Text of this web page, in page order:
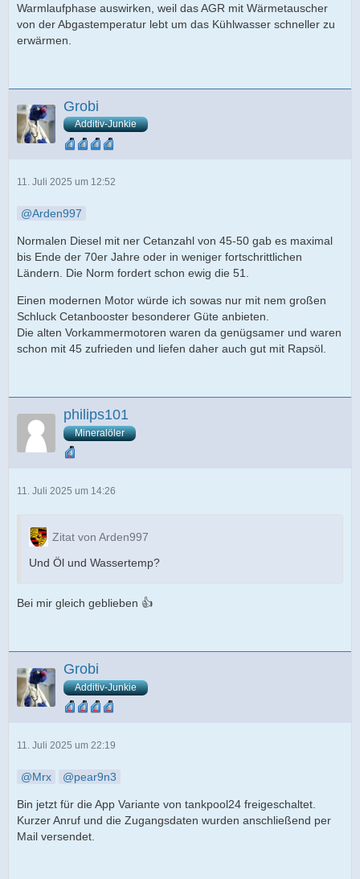
Warmlaufphase auswirken, weil das AGR mit Wärmetauscher
von der Abgastemperatur lebt um das Kühlwasser schneller zu
erwärmen.
Grobi
Additiv-Junkie
11. Juli 2025 um 12:52
Arden997
Normalen Diesel mit ner Cetanzahl von 45-50 gab es maximal
bis Ende der 70er Jahre oder in weniger fortschrittlichen
Ländern. Die Norm fordert schon ewig die 51.
Einen modernen Motor würde ich sowas nur mit nem großen
Schluck Cetanbooster besonderer Güte anbieten.
Die alten Vorkammermotoren waren da genügsamer und waren
schon mit 45 zufrieden und liefen daher auch gut mit Rapsöl.
philips101
Mineralöler
11. Juli 2025 um 14:26
Zitat von Arden997
Und Öl und Wassertemp?
Bei mir gleich geblieben 👍
Grobi
Additiv-Junkie
11. Juli 2025 um 22:19
Mrx pear9n3
Bin jetzt für die App Variante von tankpool24 freigeschaltet.
Kurzer Anruf und die Zugangsdaten wurden anschließend per
Mail versendet.